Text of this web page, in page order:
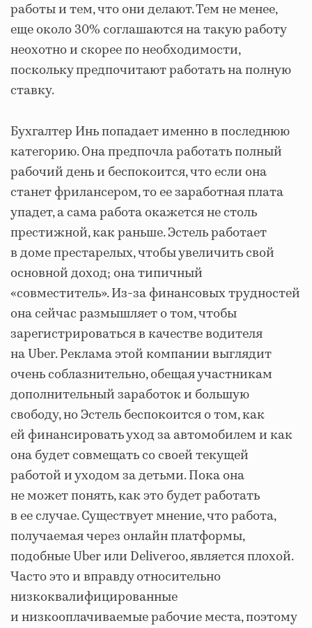
работы и тем, что они делают. Тем не менее,
еще около 30% соглашаются на такую работу
неохотно и скорее по необходимости,
поскольку предпочитают работать на полную
ставку.
Бухгалтер Инь попадает именно в последнюю
категорию. Она предпочла работать полный
рабочий день и беспокоится, что если она
станет фрилансером, то ее заработная плата
упадет, а сама работа окажется не столь
престижной, как раньше. Эстель работает
в доме престарелых, чтобы увеличить свой
основной доход; она типичный
«совместитель». Из-за финансовых трудностей
она сейчас размышляет о том, чтобы
зарегистрироваться в качестве водителя
на Uber. Реклама этой компании выглядит
очень соблазнительно, обещая участникам
дополнительный заработок и большую
свободу, но Эстель беспокоится о том, как
ей финансировать уход за автомобилем и как
она будет совмещать со своей текущей
работой и уходом за детьми. Пока она
не может понять, как это будет работать
в ее случае. Существует мнение, что работа,
получаемая через онлайн платформы,
подобные Uber или Deliveroo, является плохой.
Часто это и вправду относительно
низкоквалифицированные
и низкооплачиваемые рабочие места, поэтому